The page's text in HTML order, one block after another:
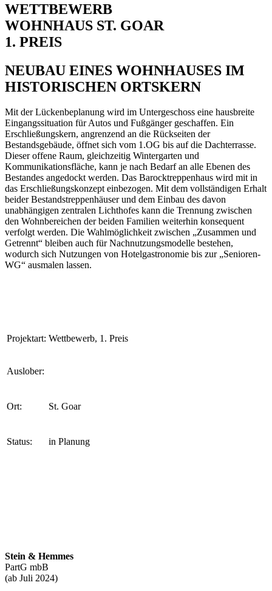
WETTBEWERB
WOHNHAUS ST. GOAR
1. PREIS
NEUBAU EINES WOHNHAUSES IM
HISTORISCHEN ORTSKERN
Mit der Lückenbeplanung wird im Untergeschoss eine hausbreite
Eingangssituation für Autos und Fußgänger geschaffen. Ein
Erschließungskern, angrenzend an die Rückseiten der
Bestandsgebäude, öffnet sich vom 1.OG bis auf die Dachterrasse.
Dieser offene Raum, gleichzeitig Wintergarten und
Kommunikationsfläche, kann je nach Bedarf an alle Ebenen des
Bestandes angedockt werden. Das Barocktreppenhaus wird mit in
das Erschließungskonzept einbezogen. Mit dem vollständigen Erhalt
beider Bestandstreppenhäuser und dem Einbau des davon
unabhängigen zentralen Lichthofes kann die Trennung zwischen
den Wohnbereichen der beiden Familien weiterhin konsequent
verfolgt werden. Die Wahlmöglichkeit zwischen „Zusammen und
Getrennt“ bleiben auch für Nachnutzungsmodelle bestehen,
wodurch sich Nutzungen von Hotelgastronomie bis zur „Senioren-
WG“ ausmalen lassen.
Projektart: Wettbewerb, 1. Preis
Auslober:
Ort: St. Goar
Status: in Planung
Stein & Hemmes
PartG mbB
(ab Juli 2024)